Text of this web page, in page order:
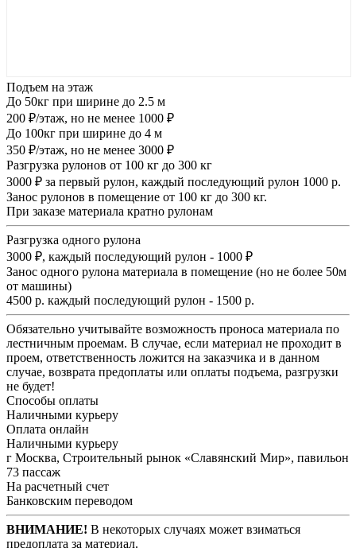
Подъем на этаж
До 50кг при ширине до 2.5 м
200 ₽/этаж, но не менее 1000 ₽
До 100кг при ширине до 4 м
350 ₽/этаж, но не менее 3000 ₽
Разгрузка рулонов от 100 кг до 300 кг
3000 ₽ за первый рулон, каждый последующий рулон 1000 р.
Занос рулонов в помещение от 100 кг до 300 кг.
При заказе материала кратно рулонам
Разгрузка одного рулона
3000 ₽, каждый последующий рулон - 1000 ₽
Занос одного рулона материала в помещение (но не более 50м
от машины)
4500 р. каждый последующий рулон - 1500 р.
Обязательно учитывайте возможность проноса материала по
лестничным проемам. В случае, если материал не проходит в
проем, ответственность ложится на заказчика и в данном
случае, возврата предоплаты или оплаты подъема, разгрузки
не будет!
Способы оплаты
Наличными курьеру
Оплата онлайн
Наличными курьеру
г Москва, Строительный рынок «Славянский Мир», павильон
73 пассаж
На расчетный счет
Банковским переводом
ВНИМАНИЕ! В некоторых случаях может взиматься
предоплата за материал.